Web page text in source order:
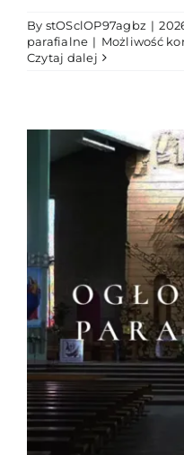
By stOSclOP97agbz |
parafialne | Możliwość
Czytaj dalej